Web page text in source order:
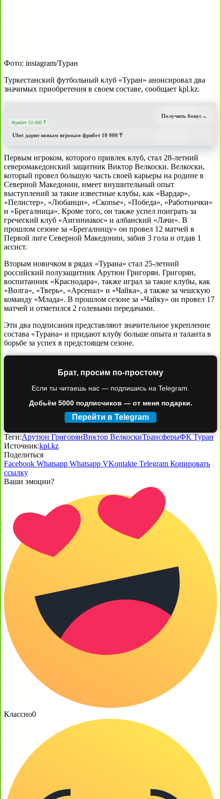
Фото: instagram/Туран
Туркестанский футбольный клуб «Туран» анонсировал два
значимых приобретения в своем составе, сообщает kpl.kz.
Фрибет 10 000 ₸
Ubet дарит новым игрокам фрибет 10 000 ₸
Получить бонус→
Первым игроком, которого привлек клуб, стал 28-летний
северомакедонский защитник Виктор Велкоски. Велкоски,
который провел большую часть своей карьеры на родине в
Северной Македонии, имеет внушительный опыт
выступлений за такие известные клубы, как «Вардар»,
«Пелистер», «Любанци», «Скопье», «Победа», «Работнички»
и «Брегалница». Кроме того, он также успел поиграть за
греческий клуб «Аигиниакос» и албанский «Лачи». В
прошлом сезоне за «Брегалницу» он провел 12 матчей в
Первой лиге Северной Македонии, забив 3 гола и отдав 1
ассист.
Вторым новичком в рядах «Турана» стал 25-летний
российский полузащитник Арутюн Григорян. Григорян,
воспитанник «Краснодара», также играл за такие клубы, как
«Волга», «Тверь», «Арсенал» и «Чайка», а также за чешскую
команду «Млада». В прошлом сезоне за «Чайку» он провел 17
матчей и отметился 2 голевыми передачами.
Эти два подписания представляют значительное укрепление
состава «Турана» и придают клубу больше опыта и таланта в
борьбе за успех в предстоящем сезоне.
Брат, просим по-простому
Если ты читаешь нас — подпишись на Telegram.
Добьём 5000 подписчиков — от меня подарки.
Перейти в Telegram
Теги:Арутюн ГригорянВиктор ВелкоскиТрансферыФК Туран
Источник:kpl.kz
Поделиться
Facebook Whatsapp Whatsapp VKontakte Telegram Копировать
ссылку
Ваши эмоции?
Классно0